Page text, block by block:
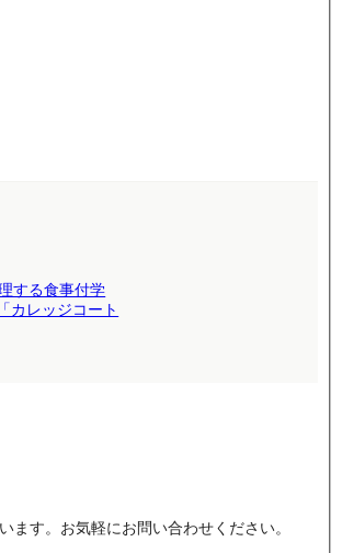
す。お気軽にお問い合わせください。